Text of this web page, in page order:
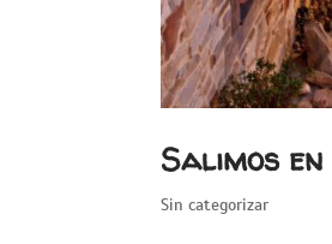
Salimos
Sin categorizar